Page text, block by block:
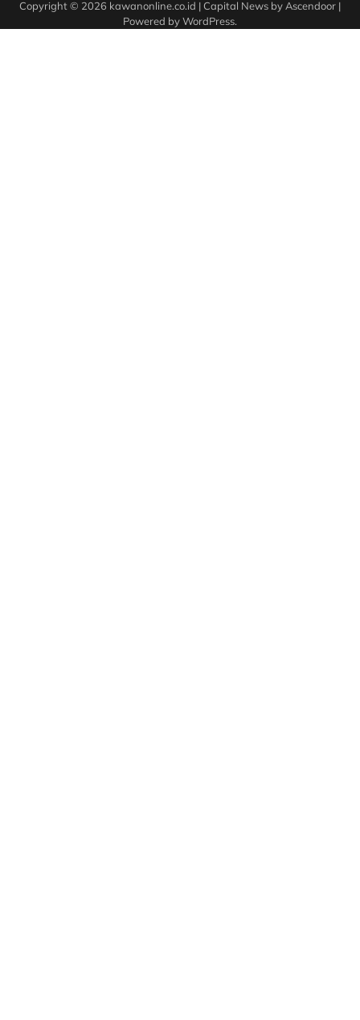
Copyright © 2026 kawanonline.co.id | Capital News by Ascendoor |
Powered byWordPress.